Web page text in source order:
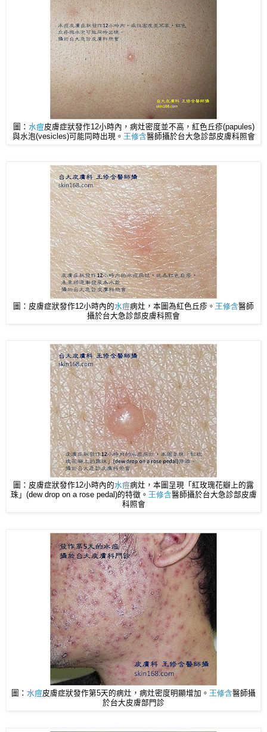
圖： 水痘皮膚症狀發作12小時內，病灶密度並不高，紅色丘疹(papules)
與水泡(vesicles)可能同時出現。 王修含醫師攝於台大急診部皮膚科照會
圖：皮膚症狀發作12小時內的水痘病灶，本圖為紅色丘疹。 王修含醫師
攝於台大急診部皮膚科照會
圖：皮膚症狀發作12小時內的水痘病灶，本圖呈現「紅玫瑰花瓣上的露
珠」(dew drop on a rose pedal)的特徵。 王修含醫師攝於台大急診部皮膚
科照會
圖： 水痘皮膚症狀發作第5天的病灶，病灶密度明顯增加。 王修含醫師攝
於台大皮膚部門診